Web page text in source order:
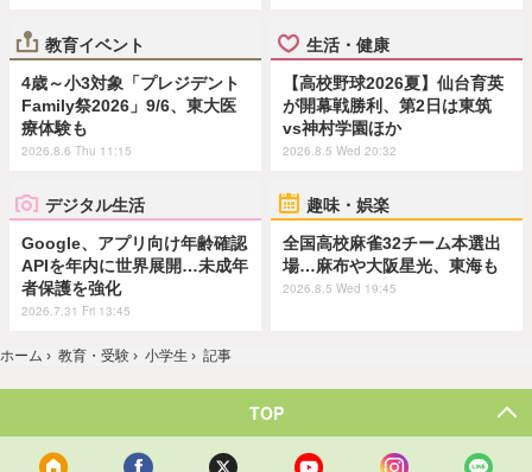
教育イベント
4歳～小3対象「プレジデント
Family祭2026」9/6、東大医
療体験も
2026.8.6 Thu 11:15
生活・健康
【高校野球2026夏】仙台育英
が開幕戦勝利、第2日は東筑
vs神村学園ほか
2026.8.5 Wed 20:32
デジタル生活
Google、アプリ向け年齢確認
APIを年内に世界展開…未成年
者保護を強化
2026.7.31 Fri 13:45
趣味・娯楽
全国高校麻雀32チーム本選出
場…麻布や大阪星光、東海も
2026.8.5 Wed 19:45
ホーム › 教育・受験 › 小学生 › 記事
TOP